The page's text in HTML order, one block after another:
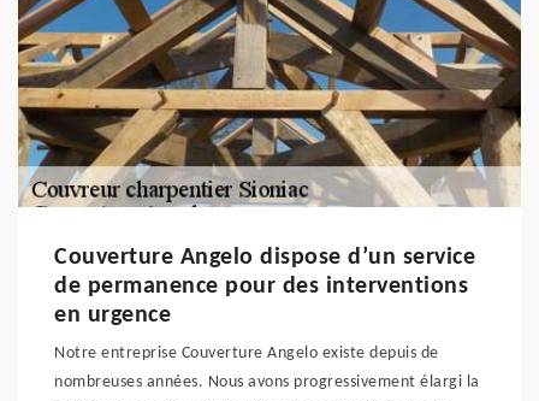
Couverture Angelo dispose d’un service
de permanence pour des interventions
en urgence
Notre entreprise Couverture Angelo existe depuis de
nombreuses années. Nous avons progressivement élargi la